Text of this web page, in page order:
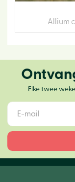
Allium
Elke twee